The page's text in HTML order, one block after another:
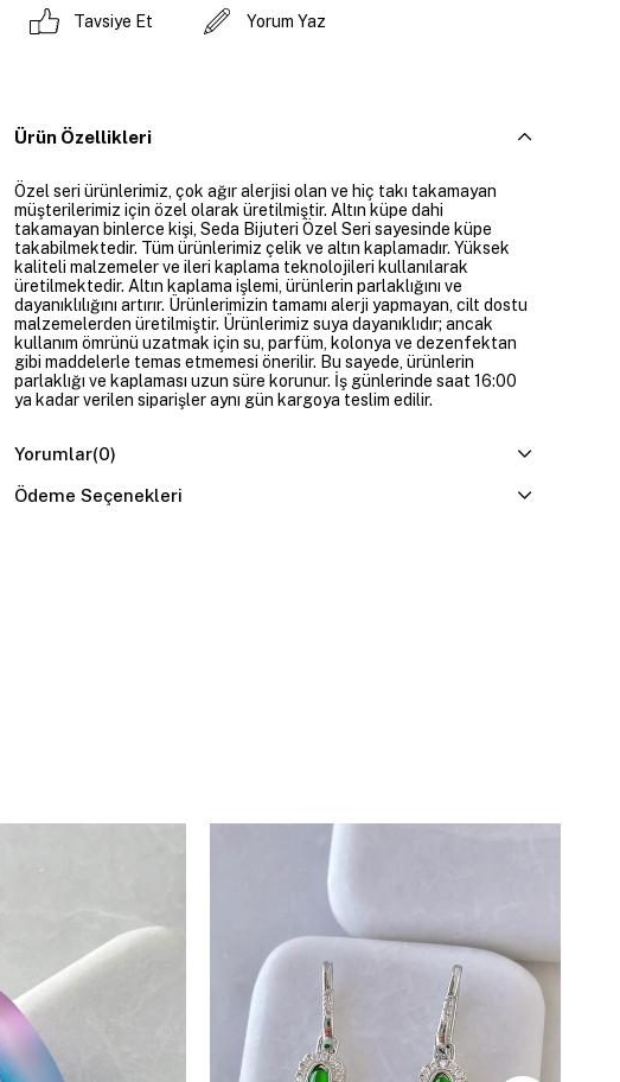
Tavsiye Et Yorum Yaz
Ürün Özellikleri
Özel seri ürünlerimiz, çok ağır alerjisi olan ve hiç takı takamayan
müşterilerimiz için özel olarak üretilmiştir. Altın küpe dahi
takamayan binlerce kişi, Seda Bijuteri Özel Seri sayesinde küpe
takabilmektedir. Tüm ürünlerimiz çelik ve altın kaplamadır. Yüksek
kaliteli malzemeler ve ileri kaplama teknolojileri kullanılarak
üretilmektedir. Altın kaplama işlemi, ürünlerin parlaklığını ve
dayanıklılığını artırır. Ürünlerimizin tamamı alerji yapmayan, cilt dostu
malzemelerden üretilmiştir. Ürünlerimiz suya dayanıklıdır; ancak
kullanım ömrünü uzatmak için su, parfüm, kolonya ve dezenfektan
gibi maddelerle temas etmemesi önerilir. Bu sayede, ürünlerin
parlaklığı ve kaplaması uzun süre korunur. İş günlerinde saat 16:00
ya kadar verilen siparişler aynı gün kargoya teslim edilir.
Yorumlar(0)
Ödeme Seçenekleri